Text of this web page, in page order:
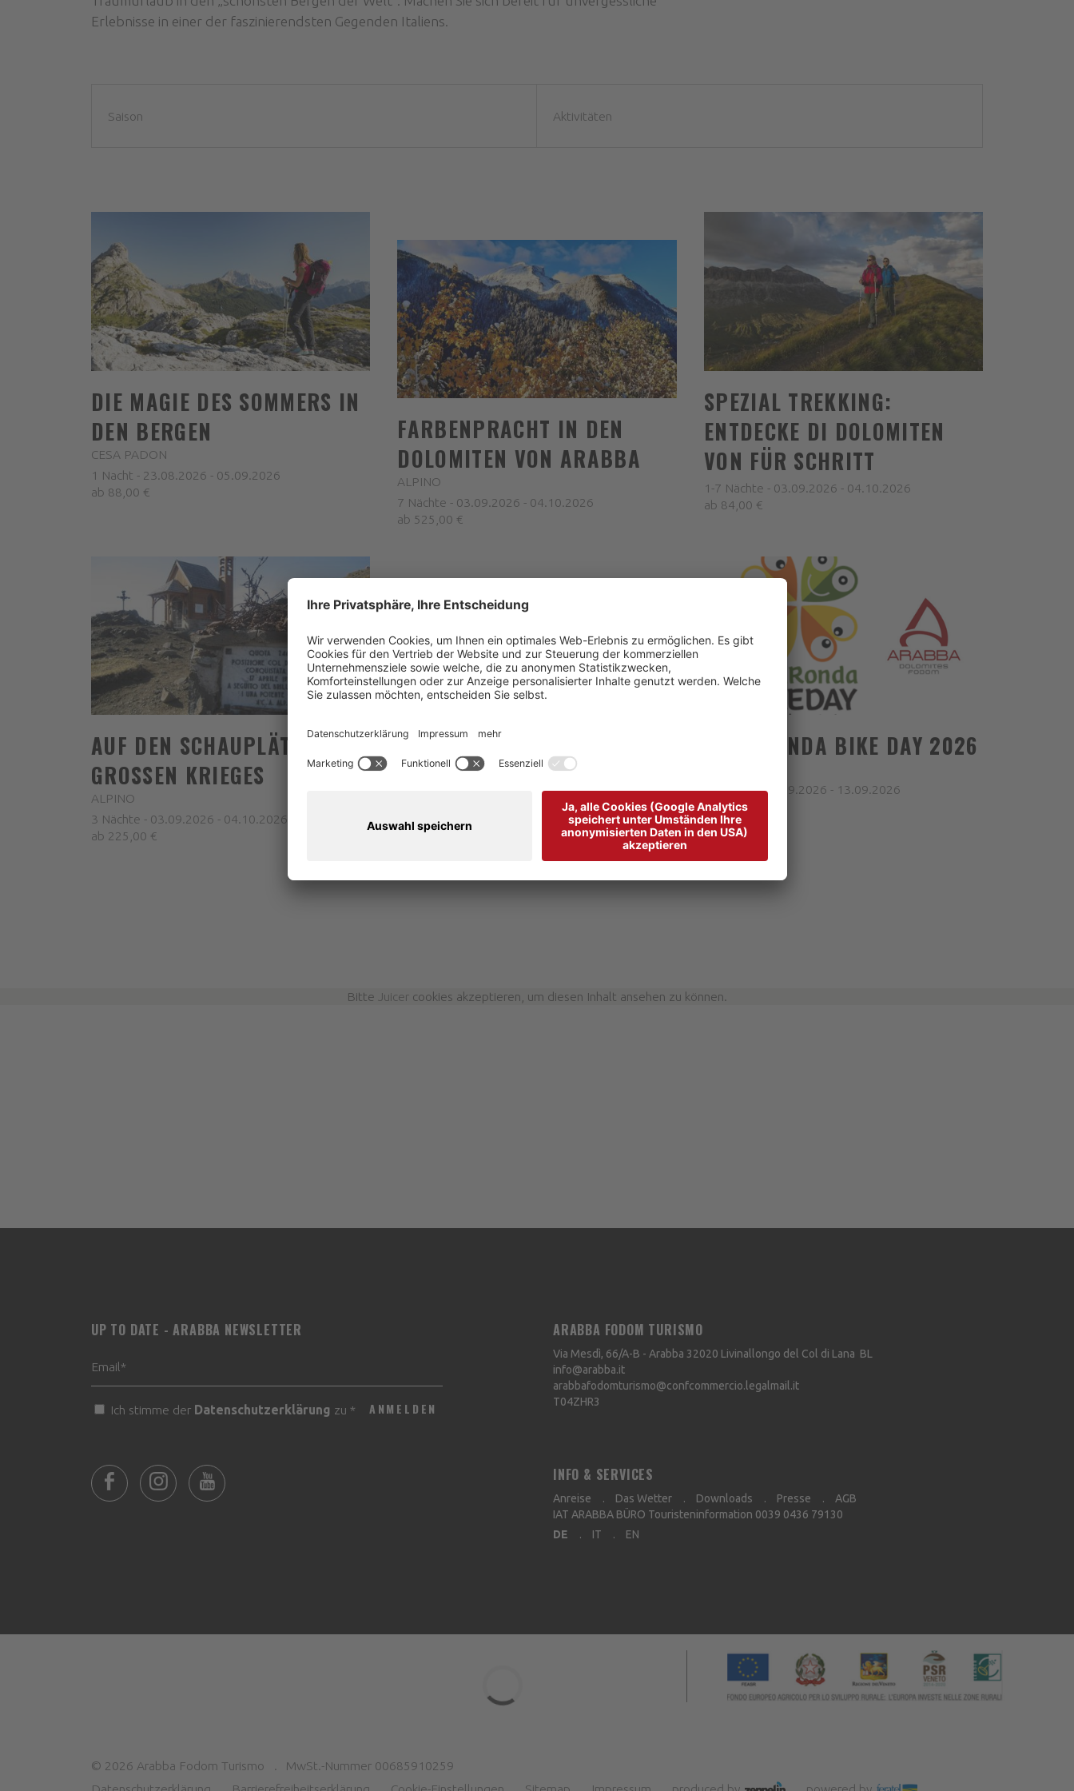
Erlebnisse in einer der faszinierendsten Gegenden Italiens.
Saison Aktivitäten
DIE MAGIE DES SOMMERS IN
DEN BERGEN
CESA PADON
1 Nacht - 23.08.2026 - 05.09.2026
ab 88,00 €
FARBENPRACHT IN DEN
DOLOMITEN VON ARABBA
ALPINO
7 Nächte - 03.09.2026 - 04.10.2026
ab 525,00 €
SPEZIAL TREKKING:
ENTDECKE DI DOLOMITEN
VON FÜR SCHRITT
1-7 Nächte - 03.09.2026 - 04.10.2026
ab 84,00 €
AUF DEN SCHAUPLÄTZEN DES
GROSSEN KRIEGES
ALPINO
3 Nächte - 03.09.2026 - 04.10.2026
ab 225,00 €
DIE ERSTEN HERBSTFARBEN
1 Nacht - 06.09.2026 - 20.09.2026
ab 83,00 €
SELLARONDA BIKE DAY 2026
3 Nächte - 09.09.2026 - 13.09.2026
ab 225,00 €
Bitte Juicer cookies akzeptieren, um diesen Inhalt ansehen zu können.
UP TO DATE - ARABBA NEWSLETTER
Ich stimme der Datenschutzerklärung zu * ANMELDEN
ARABBA FODOM TURISMO
Via Mesdì, 66/A-B - Arabba 32020 Livinallongo del Col di Lana BL
info@arabba.it
arabbafodomturismo@confcommercio.legalmail.it
T04ZHR3
INFO & SERVICES
Anreise Das Wetter Downloads Presse
AGB
IAT ARABBA BÜRO Touristeninformation 0039 0436 79130
DE
IT EN
© 2026 Arabba Fodom Turismo
MwSt.-Nummer 00685910259